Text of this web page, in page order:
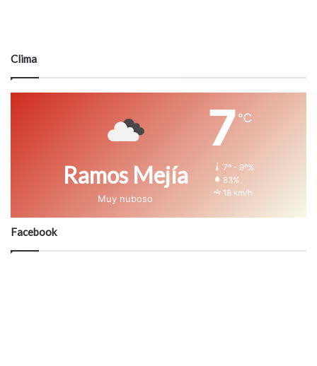
Clima
Ramos Mejía
Muy nuboso
7 ℃
7º - 9º%
83%
18 km/h
Facebook